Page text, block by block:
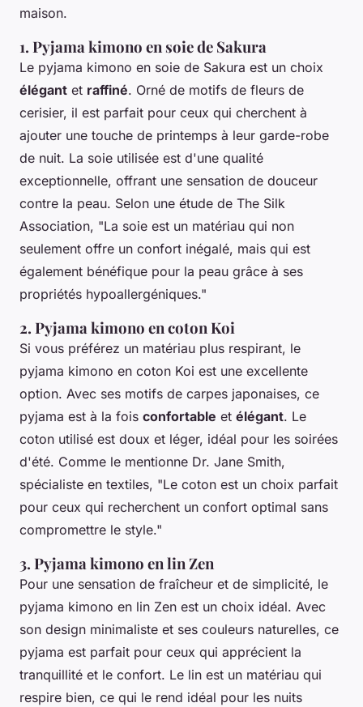
maison.
1. Pyjama kimono en soie de Sakura
Le pyjama kimono en soie de Sakura est un choix
élégant et raffiné. Orné de motifs de fleurs de
cerisier, il est parfait pour ceux qui cherchent à
ajouter une touche de printemps à leur garde-robe
de nuit. La soie utilisée est d'une qualité
exceptionnelle, offrant une sensation de douceur
contre la peau. Selon une étude de The Silk
Association, "La soie est un matériau qui non
seulement offre un confort inégalé, mais qui est
également bénéfique pour la peau grâce à ses
propriétés hypoallergéniques."
2. Pyjama kimono en coton Koi
Si vous préférez un matériau plus respirant, le
pyjama kimono en coton Koi est une excellente
option. Avec ses motifs de carpes japonaises, ce
pyjama est à la fois confortable et élégant. Le
coton utilisé est doux et léger, idéal pour les soirées
d'été. Comme le mentionne Dr. Jane Smith,
spécialiste en textiles, "Le coton est un choix parfait
pour ceux qui recherchent un confort optimal sans
compromettre le style."
3. Pyjama kimono en lin Zen
Pour une sensation de fraîcheur et de simplicité, le
pyjama kimono en lin Zen est un choix idéal. Avec
son design minimaliste et ses couleurs naturelles, ce
pyjama est parfait pour ceux qui apprécient la
tranquillité et le confort. Le lin est un matériau qui
respire bien, ce qui le rend idéal pour les nuits